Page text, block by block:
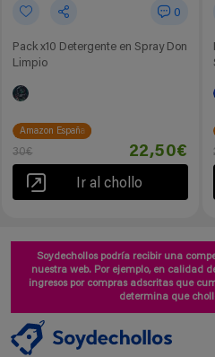
0
Pack x10 Detergente en Spray Don
Limpio
Amazon España
30€ 22,50€
Ir al chollo
Soydechollos podría recibir una
nuestra web. Por ejemplo, en calidad
ingresos por compras adscritas que
determina que